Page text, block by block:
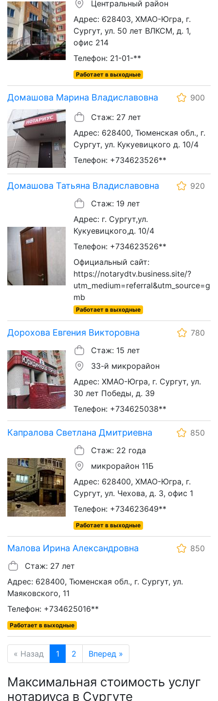
Центральный район
Адрес: 628403, ХМАО-Югра, г.
Сургут, ул. 50 лет ВЛКСМ, д. 1,
офис 214
Телефон: 21-01-**
Работает в выходные
Домашова Марина Владиславовна
900
Стаж: 27 лет
Адрес: 628400, Тюменская обл., г.
Сургут, ул. Кукуевицкого д. 10/4
Телефон: +734623526**
Домашова Татьяна Владиславовна
920
Стаж: 19 лет
Адрес: г. Сургут,ул.
Кукуевицкого,д. 10/4
Телефон: +734623526**
Официальный сайт:
https://notarydtv.business.site/?
utm_medium=referral&utm_source=g
mb
Работает в выходные
Дорохова Евгения Викторовна
780
Стаж: 15 лет
33-й микрорайон
Адрес: ХМАО-Югра, г. Сургут, ул.
30 лет Победы, д. 39
Телефон: +734625038**
Капралова Светлана Дмитриевна
850
Стаж: 22 года
микрорайон 11Б
Адрес: 628400, ХМАО-Югра, г.
Сургут, ул. Чехова, д. 3, офис 1
Телефон: +734623649**
Работает в выходные
Малова Ирина Александровна
850
Стаж: 27 лет
Адрес: 628400, Тюменская обл., г. Сургут, ул.
Маяковского, 11
Телефон: +734625016**
Работает в выходные
« Назад 1 2 Вперед »
Максимальная стоимость услуг
нотариуса в Сургуте